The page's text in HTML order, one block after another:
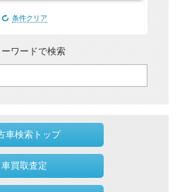
条件クリア
ワードで検索
車検索トップ
車買取査定